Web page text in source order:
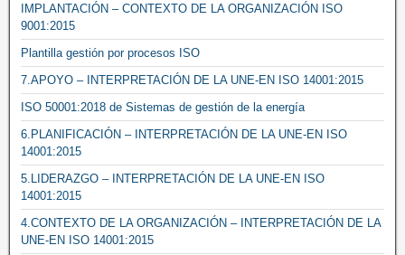
IMPLANTACIÓN – CONTEXTO DE LA ORGANIZACIÓN ISO
9001:2015
Plantilla gestión por procesos ISO
7.APOYO – INTERPRETACIÓN DE LA UNE-EN ISO 14001:2015
ISO 50001:2018 de Sistemas de gestión de la energía
6.PLANIFICACIÓN – INTERPRETACIÓN DE LA UNE-EN ISO
14001:2015
5.LIDERAZGO – INTERPRETACIÓN DE LA UNE-EN ISO
14001:2015
4.CONTEXTO DE LA ORGANIZACIÓN – INTERPRETACIÓN DE LA
UNE-EN ISO 14001:2015